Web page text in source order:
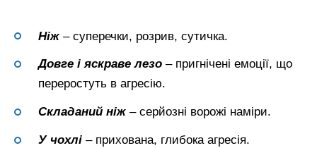
Ніж – суперечки, розрив, сутичка.
Довге і яскраве лезо – пригнічені емоції, що
переростуть в агресію.
Складаний ніж – серйозні ворожі наміри.
У чохлі – прихована, глибока агресія.